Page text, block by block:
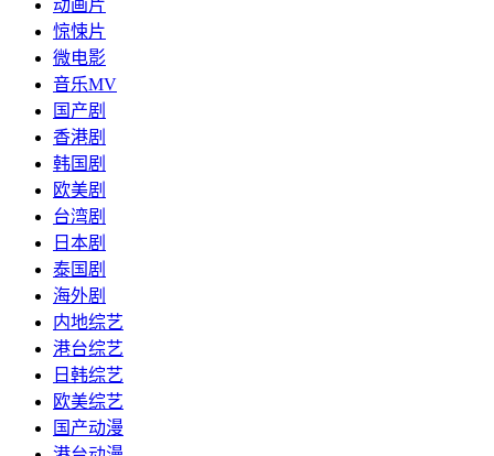
动画片
惊悚片
微电影
音乐MV
国产剧
香港剧
韩国剧
欧美剧
台湾剧
日本剧
泰国剧
海外剧
内地综艺
港台综艺
日韩综艺
欧美综艺
国产动漫